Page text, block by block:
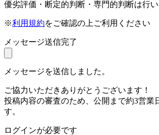
優劣評価・断定的判断・専門的判断は行い
※利用規約をご確認の上ご利用ください
メッセージ送信完了
メッセージを送信しました。
ご協力いただきありがとうございます！
投稿内容の審査のため、公開まで約3営業
す。
ログインが必要です